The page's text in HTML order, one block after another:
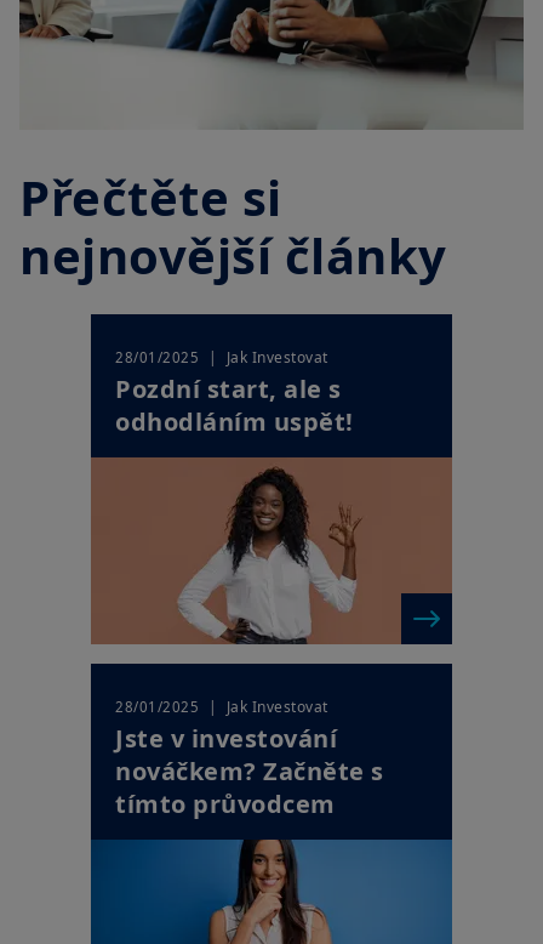
Přečtěte si
nejnovější články
28/01/2025 | Jak Investovat
Pozdní start, ale s
odhodláním uspět!
28/01/2025 | Jak Investovat
Jste v investování
nováčkem? Začněte s
tímto průvodcem